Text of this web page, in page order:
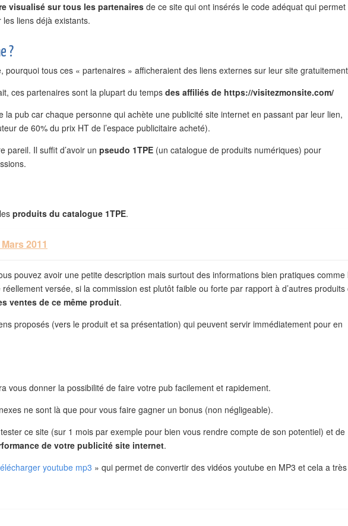
visualisé sur tous les partenaires de ce site qui ont insérés le code adéquat qui permet
liens déjà existants.
?
pourquoi tous ces « partenaires » afficheraient des liens externes sur leur site
ces partenaires sont la plupart du temps des affiliés de https://visitezmonsite.com/
la pub car chaque personne qui achète une publicité site internet en passant par leur lien,
de 60% du prix HT de l’espace publicitaire acheté).
pareil. Il suffit d’avoir un pseudo 1TPE (un catalogue de produits numériques) pour
produits du catalogue 1TPE.
2011
pouvez avoir une petite description mais surtout des informations bien pratiques comme
versée, si la commission est plutôt faible ou forte par rapport à d’autres produits
ventes de ce même produit.
proposés (vers le produit et sa présentation) qui peuvent servir immédiatement pour en
vous donner la possibilité de faire votre pub facilement et rapidement.
ne sont là que pour vous faire gagner un bonus (non négligeable).
ce site (sur 1 mois par exemple pour bien vous rendre compte de son potentiel) et de
de votre publicité site internet.
youtube mp3 » qui permet de convertir des vidéos youtube en MP3 et cela a très